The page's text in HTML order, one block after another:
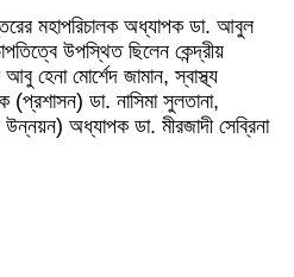
মহাপরিচালক অধ্যাপক ডা. আবুল
উপস্থিত ছিলেন কেন্দ্রীয়
হেনা মোর্শেদ জামান, স্বাস্থ্য
(প্রশাসন) ডা. নাসিমা সুলতানা,
অধ্যাপক ডা. মীরজাদী সেব্রিনা